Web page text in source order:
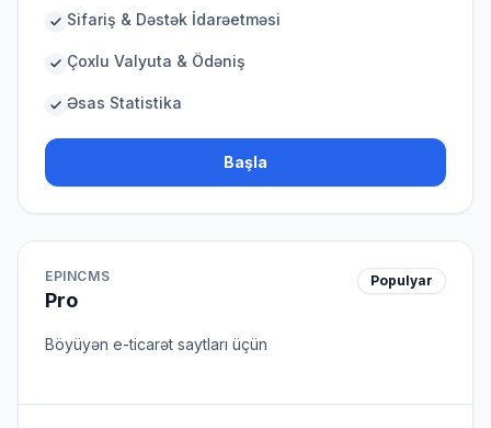
Sifariş & Dəstək İdarəetməsi
Çoxlu Valyuta & Ödəniş
Əsas Statistika
Başla
EPINCMS
Pro
Populyar
Böyüyən e-ticarət saytları üçün